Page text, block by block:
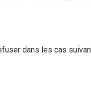
dans les cas